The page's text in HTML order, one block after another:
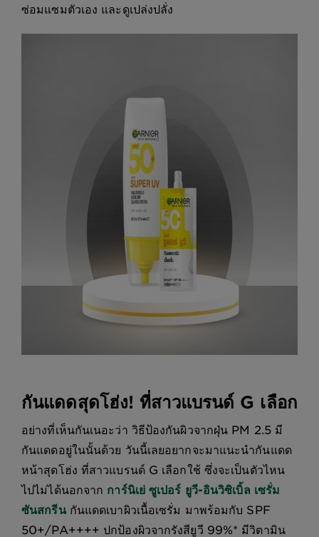
ซ่อมแซมตัวเอง และดูเปล่งปลั่ง
กันแดดสุดโฮ่ง! ที่สาวแบรนด์ G เลือก
อย่างที่เห็นกันเนอะว่า วิธีป้องกันผิวจากฝุ่น PM 2.5 มี
กันแดดอยู่ในนั้นด้วย วันนี้เลยอยากจะมาแนะนำกันแดด
หน้าสุดโฮ่ง ที่สาวแบรนด์ G เลือกใช้ ซึ่งจะเป็นตัวไหน
ไปไม่ได้นอกจาก การ์นิเย่ ซูเปอร์ ยูวี-อินวิซิเบิ้ล เซรั่ม
ซันสกรีนกันแดดเบาผิวเนื้อเซรั่ม มาพร้อมกับ SPF
50+/PA++++ ปกป้องผิวจากรังสียูวี 99%* มีวิตามิน